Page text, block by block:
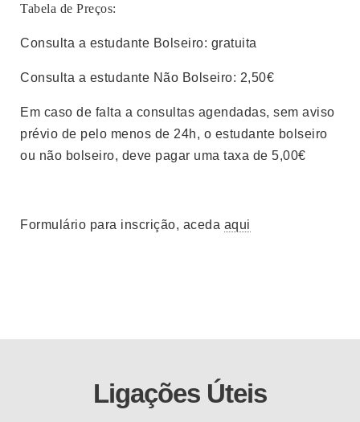
Tabela de Preços:
Consulta a estudante Bolseiro: gratuita
Consulta a estudante Não Bolseiro: 2,50€
Em caso de falta a consultas agendadas, sem aviso
prévio de pelo menos de 24h, o estudante bolseiro
ou não bolseiro, deve pagar uma taxa de 5,00€
Formulário para inscrição, aceda aqui
Ligações Úteis